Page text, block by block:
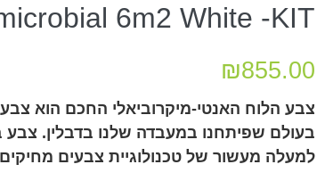
6m2 White -KIT
₪855.00
צבע הלוח האנטי-מיקרוביאלי החכם הוא
בעולם שפיתחנו במעבדה שלנו בדבלין.
למעלה מעשור של טכנולוגיית צבעים מחיקים